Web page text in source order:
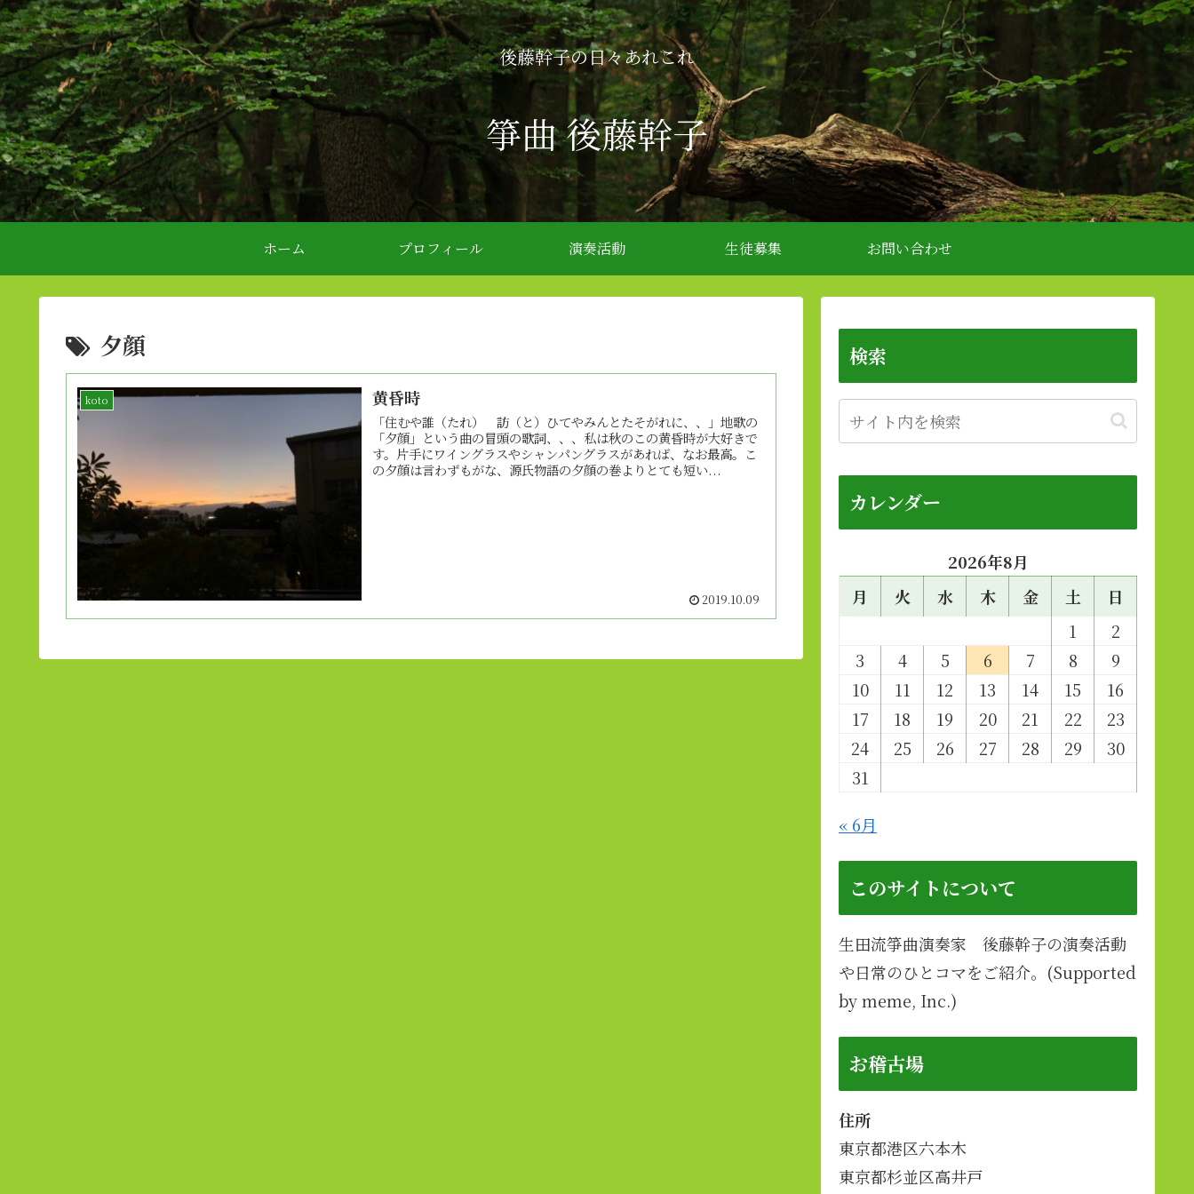
後藤幹子の日々あれこれ
箏曲 後藤幹子
ホーム プロフィール 演奏活動 生徒募集 お問い合わせ
夕顔
koto 黄昏時
「住むや誰（たれ） 訪（と）ひてやみんとたそがれに、、」地歌の
「夕顔」という曲の冒頭の歌詞、、、私は秋のこの黄昏時が大好きで
す。片手にワイングラスやシャンパングラスがあれば、なお最高。こ
の夕顔は言わずもがな、源氏物語の夕顔の巻よりとても短い...
2019.10.09
検索
カレンダー
2026年8月
月
火 水 木 金 土
日
1
2
3
4 5 6 7 8
9
10
11 12 13 14 15
16
17
18 19 20 21 22
23
24
25 26 27 28 29
30
31
« 6月
このサイトについて
生田流箏曲演奏家 後藤幹子の演奏活動
や日常のひとコマをご紹介。(Supported
by meme, Inc.)
お稽古場
住所
東京都港区六本木
東京都杉並区高井戸